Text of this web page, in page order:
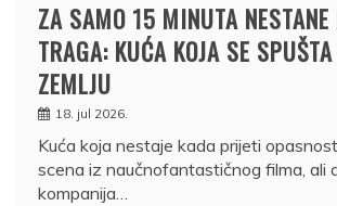
ZA SAMO 15 MINUTA NESTANE
TRAGA: KUĆA KOJA SE
ZEMLJU
18. jul 2026.
Kuća koja nestaje kada prijeti
scena iz naučnofantastičnog filma, ali
kompanija…